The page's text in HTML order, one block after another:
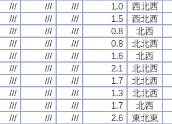
/// /// /// 1.0
西北西
/// /// /// 1.5
西北西
/// /// /// 0.8
北西
/// /// /// 0.8
北北西
/// /// /// 1.6
北西
/// /// /// 2.1
北北西
/// /// /// 1.7
北北西
/// /// /// 1.3
北北西
/// /// /// 1.7
北西
/// /// /// 2.6
東北東